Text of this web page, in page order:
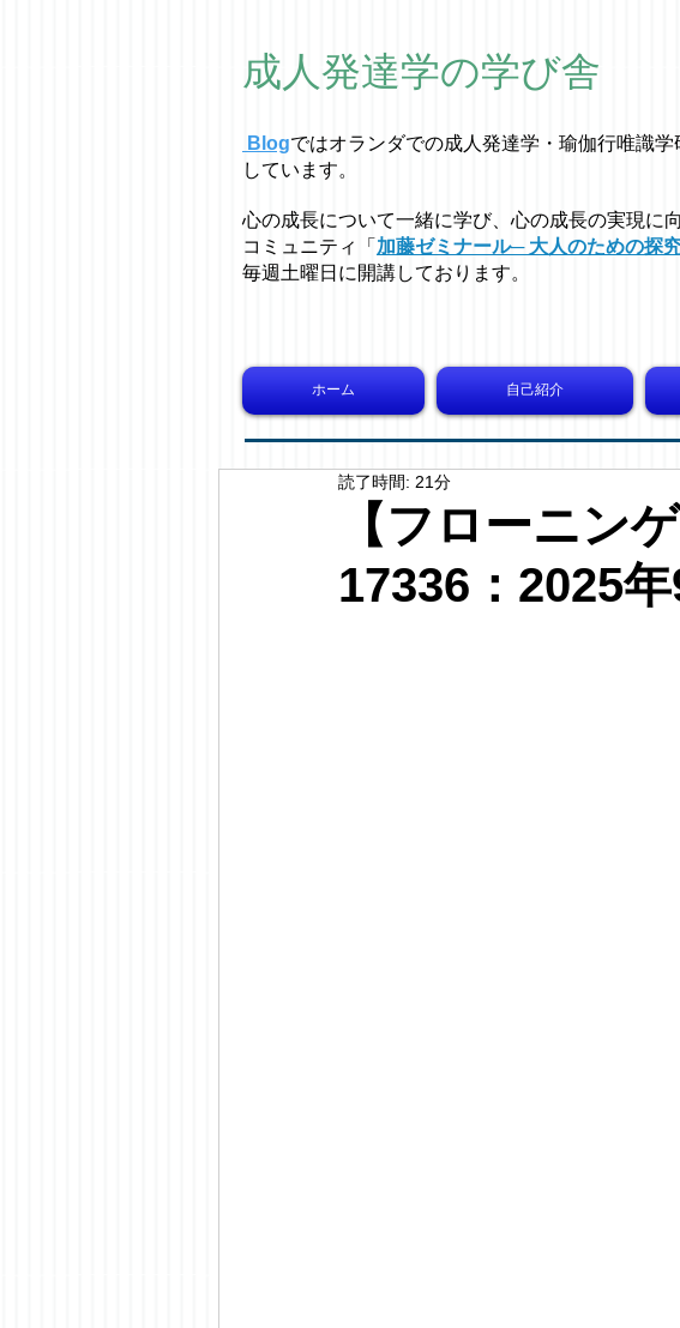
成人発達学の学び舎
Blogではオラ ンダでの成人発達学・ 瑜伽行唯識学
しています。
心の成長について一緒に学び、心の成長の実現に
コミュニティ「 加藤ゼミナール─ 大人のための探
毎週土曜日に開講しております。
ホーム 自己紹介
【フローニン
17336：2025年
読了時間: 21分